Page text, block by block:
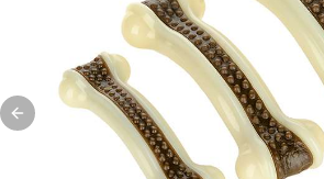
Previous slide